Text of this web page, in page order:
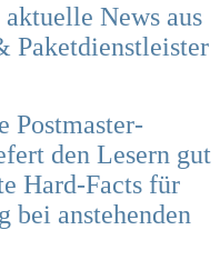
News aus
Paketdienstleister
Postmaster-
den Lesern gut
Hard-Facts für
bei anstehenden